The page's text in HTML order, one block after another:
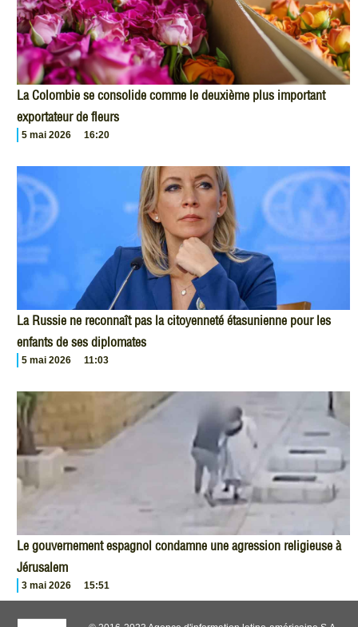
La Colombie se consolide comme le deuxième plus important
exportateur de fleurs
5 mai 2026 16:20
La Russie ne reconnaît pas la citoyenneté étasunienne pour les
enfants de ses diplomates
5 mai 2026 11:03
Le gouvernement espagnol condamne une agression religieuse à
Jérusalem
3 mai 2026 15:51